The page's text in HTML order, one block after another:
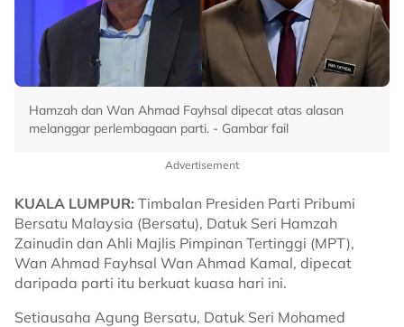
Hamzah dan Wan Ahmad Fayhsal dipecat atas alasan
melanggar perlembagaan parti. - Gambar fail
Advertisement
KUALA LUMPUR: Timbalan Presiden Parti Pribumi
Bersatu Malaysia (Bersatu), Datuk Seri Hamzah
Zainudin dan Ahli Majlis Pimpinan Tertinggi (MPT),
Wan Ahmad Fayhsal Wan Ahmad Kamal, dipecat
daripada parti itu berkuat kuasa hari ini.
Setiausaha Agung Bersatu, Datuk Seri Mohamed